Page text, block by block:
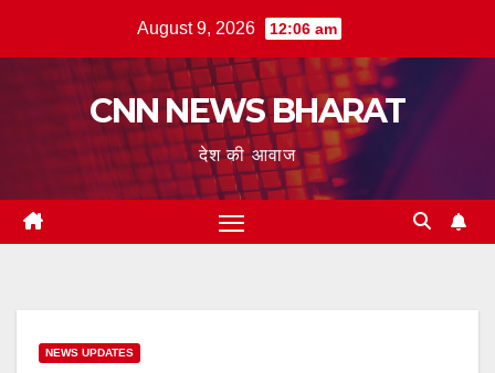
August 9, 2026 12:06 am
CNN NEWS BHARAT
देश की आवाज
NEWS UPDATES